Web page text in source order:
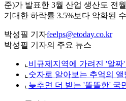
준)가 발표한 3월 산업 생산도 전
기대한 하락률 3.5%보다 악화된
박성필 기자feelps@etoday.co.kr
박성필 기자의 주요 뉴스
⌞ 비규제지역에 가려진 '알짜
⌞ 숫자로 알아보는 추억의 앨
⌞ 늦추면 더 받는 '똘똘한' 국